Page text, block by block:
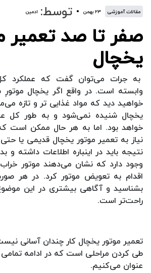
مقالات آموزشی ۲۳ بهمن توسط: ادمین
صفر تا صد تعمیر
یخچال
به جرات می‌توان گفت که عملکرد
وابسته است. در واقع اگر یخچال موتورِ
خواهید دید که مواد غذایی تر و تازه
یخچال شنیده نمی‌شود و به طور کل
خواهد بود. اما به هر حال ممکن است
نیاز به تعمیر موتور یخچال قدیمی یا
نتیجه باید در اینباره اطلاعات داشته و
وجود دارد که نشان می‌دهند موتور
اقدام به تعویض موتور کرد. در هر
بشناسید و آگاهی بیشتری در این موضوع
راحت‌تر است.
تعمیر موتور یخچال کار چندان آسانی
طی کردن مراحلی است که در ادامه تمامی
عنوان می‌کنیم.